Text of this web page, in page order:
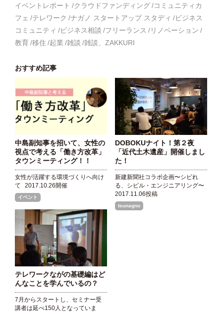
イベントレポート
クラウドファンディング コミュニティカ
フェ
テレワーク ナガノ スタートアップ スタディ
ビジネス
コミュニティ
ビジネス相談 フリーランス
リノベーション
教育 移住 起業 雑談 雑談、ZAKKURI
おすすめ記事
中島副知事を招いて、女性の
視点で考える「働き方改革」
タウンミーティング！！
女性が活躍する環境づくりへ向け
て
2017.10.26開催
イベント
DOBOKUナイト！第２夜
「近代土木遺産」開催しまし
た！
新建新聞社コラボ企画〜シビれ
る、シビル・エンジニアリング〜
2017.11.06投稿
tsunagno
テレワークながの基礎編はど
んなことを学んでいるの？
7月からスタートし、セミナー受
講者は延べ150人となっていま